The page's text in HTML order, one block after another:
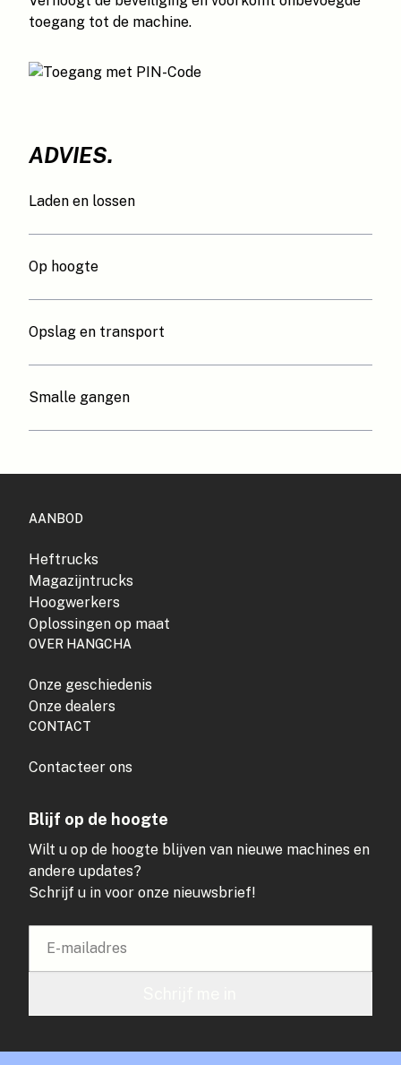
toegang tot de machine.
ADVIES.
Laden en lossen
Op hoogte
Opslag en transport
Smalle gangen
AANBOD
Heftrucks
Magazijntrucks
Hoogwerkers
Oplossingen op maat
OVER HANGCHA
Onze geschiedenis
Onze dealers
CONTACT
Contacteer ons
Blijf op de hoogte
Wilt u op de hoogte blijven van nieuwe machines en
andere updates?
Schrijf u in voor onze nieuwsbrief!